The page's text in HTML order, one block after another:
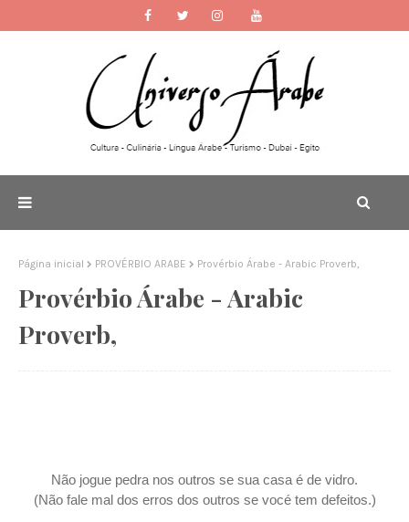
Página inicial PROVÉRBIO ARABE Provérbio Árabe - Arabic Proverb,
Provérbio Árabe - Arabic
Proverb,
Não jogue pedra nos outros se sua casa é de vidro.
(Não fale mal dos erros dos outros se vocé tem defeitos.)